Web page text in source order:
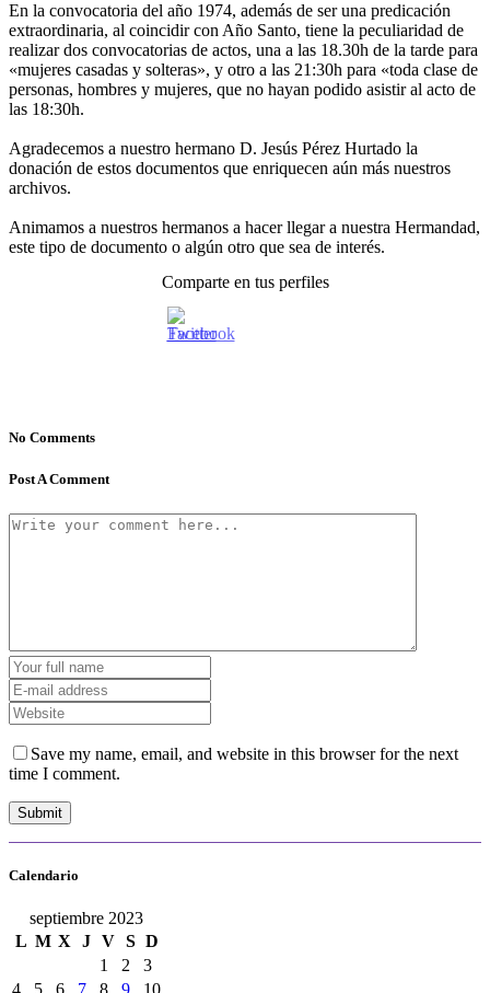
En la convocatoria del año 1974, además de ser una predicación
extraordinaria, al coincidir con Año Santo, tiene la peculiaridad de
realizar dos convocatorias de actos, una a las 18.30h de la tarde para
«mujeres casadas y solteras», y otro a las 21:30h para «toda clase de
personas, hombres y mujeres, que no hayan podido asistir al acto de
las 18:30h.
Agradecemos a nuestro hermano D. Jesús Pérez Hurtado la
donación de estos documentos que enriquecen aún más nuestros
archivos.
Animamos a nuestros hermanos a hacer llegar a nuestra Hermandad,
este tipo de documento o algún otro que sea de interés.
Comparte en tus perfiles
No Comments
Post A Comment
Save my name, email, and website in this browser for the next
time I comment.
Calendario
septiembre 2023
L M X J V S D
1
2
3
4
5 6 7 8 9
10